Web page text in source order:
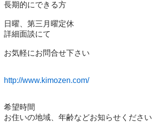
長期的にできる方
日曜、第三月曜定休
詳細面談にて
お気軽にお問合せ下さい
http://www.kimozen.com/
希望時間
お住いの地域、年齢などお知らせください